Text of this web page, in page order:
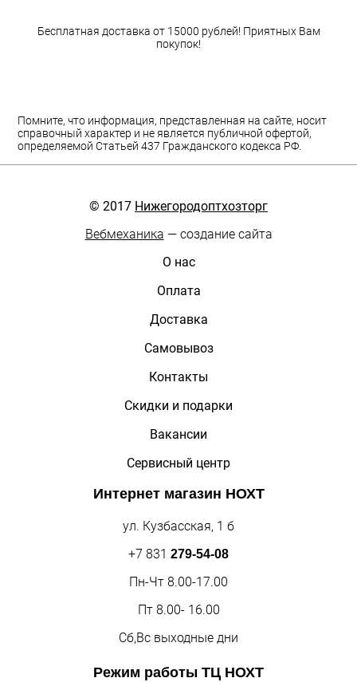
Бесплатная доставка от 15000 рублей! Приятных Вам
покупок!
Помните, что информация, представленная на сайте, носит
справочный характер и не является публичной офертой,
определяемой Статьей 437 Гражданского кодекса РФ.
© 2017 Нижегородоптхозторг
Вебмеханика — создание сайта
О нас
Оплата
Доставка
Самовывоз
Контакты
Скидки и подарки
Вакансии
Сервисный центр
Интернет магазин НОХТ
ул. Кузбасская, 1 б
+7 831 279-54-08
Пн-Чт 8.00-17.00
Пт 8.00- 16.00
Сб,Вс выходные дни
Режим работы ТЦ НОХТ